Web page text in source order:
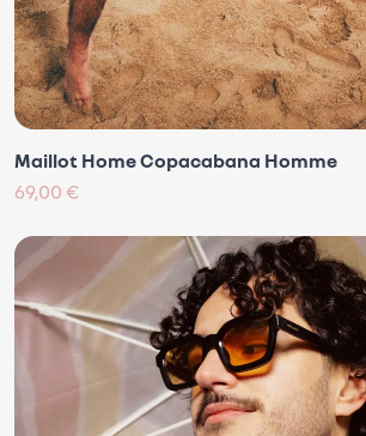
Maillot Home Copacabana Homme
69,00 €